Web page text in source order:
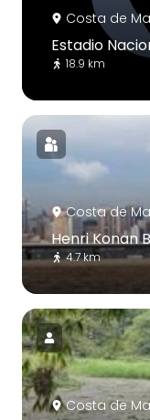
Costa de
Estadio
18.9 km
Costa de
Henri Konan
4.7 km
Costa de